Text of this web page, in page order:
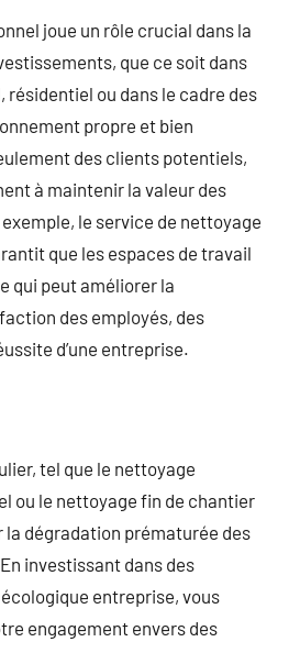
joue un rôle crucial dans la
que ce soit dans
ou dans le cadre des
propre et bien
des clients potentiels,
à maintenir la valeur des
le service de nettoyage
que les espaces de travail
qui peut améliorer la
des employés, des
d’une entreprise.
tel que le nettoyage
ou le nettoyage fin de chantier
la dégradation prématurée des
investissant dans des
entreprise, vous
engagement envers des